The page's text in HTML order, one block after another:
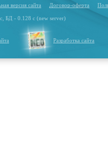
версия сайта Договор-оферта
БД - 0.128 с (new server)
Разработка сайта